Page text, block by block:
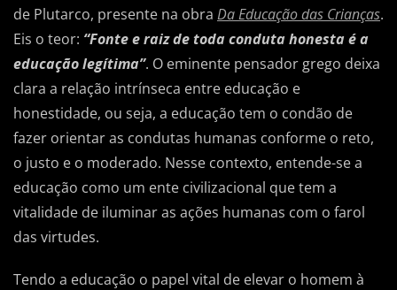
de Plutarco, presente na obra Da Educação das Crianças.
Eis o teor: “Fonte e raiz de toda conduta honesta é a
educação legítima”. O eminente pensador grego deixa
clara a relação intrínseca entre educação e
honestidade, ou seja, a educação tem o condão de
fazer orientar as condutas humanas conforme o reto,
o justo e o moderado. Nesse contexto, entende-se a
educação como um ente civilizacional que tem a
vitalidade de iluminar as ações humanas com o farol
das virtudes.
Tendo a educação o papel vital de elevar o homem à